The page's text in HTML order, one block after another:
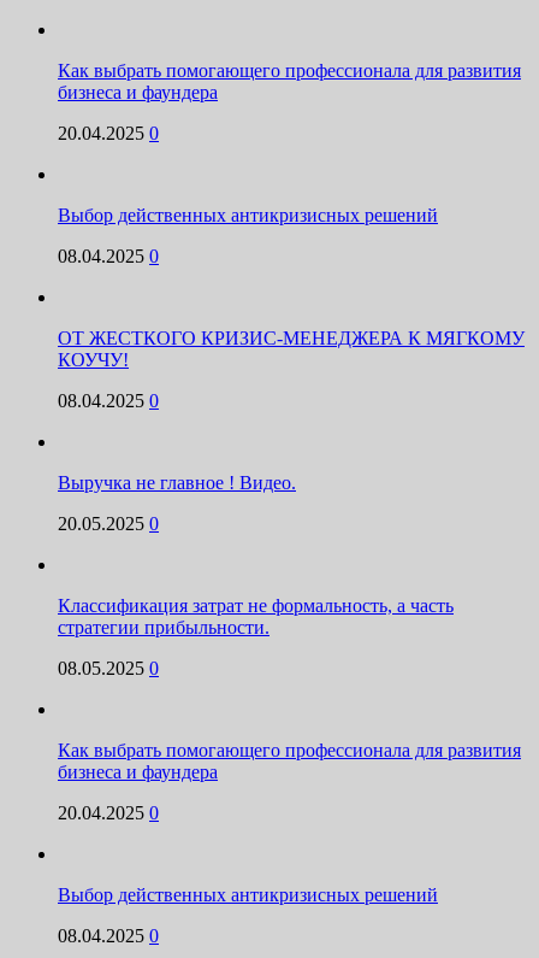
Как выбрать помогающего профессионала для развития
бизнеса и фаундера
20.04.2025 0
Выбор действенных антикризисных решений
08.04.2025 0
ОТ ЖЕСТКОГО КРИЗИС-МЕНЕДЖЕРА К МЯГКОМУ
КОУЧУ!
08.04.2025 0
Выручка не главное ! Видео.
20.05.2025 0
Классификация затрат не формальность, а часть
стратегии прибыльности.
08.05.2025 0
Как выбрать помогающего профессионала для развития
бизнеса и фаундера
20.04.2025 0
Выбор действенных антикризисных решений
08.04.2025 0